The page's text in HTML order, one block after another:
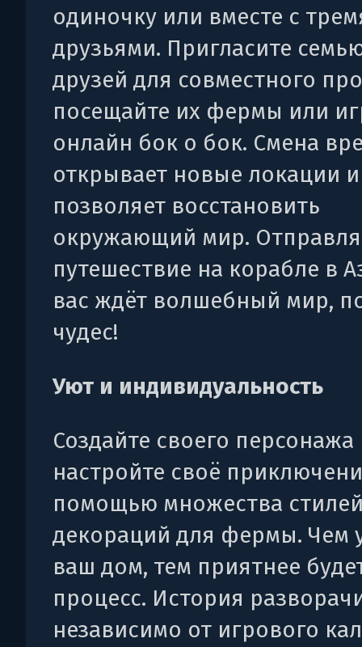
одиночку или вместе с
друзьями. Пригласите
друзей для совместного
посещайте их фермы или
онлайн бок о бок. Смена
открывает новые локации и
позволяет восстановить
окружающий мир.
путешествие на корабле в
вас ждёт волшебный мир,
чудес!
Уют и индивидуальность
Создайте своего персонажа
настройте своё
помощью множества
декораций для фермы. Чем
ваш дом, тем приятнее
процесс. История
независимо от игрового